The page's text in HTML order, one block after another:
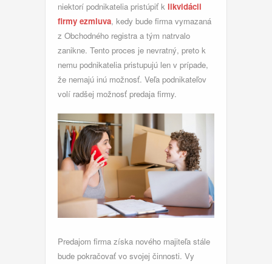
niektorí podnikatelia pristúpiť k likvidácii
firmy ezmluva, kedy bude firma vymazaná
z Obchodného registra a tým natrvalo
zanikne. Tento proces je nevratný, preto k
nemu podnikatelia pristupujú len v prípade,
že nemajú inú možnosť. Veľa podnikateľov
volí radšej možnosť predaja firmy.
Predajom firma získa nového majiteľa stále
bude pokračovať vo svojej činnosti. Vy